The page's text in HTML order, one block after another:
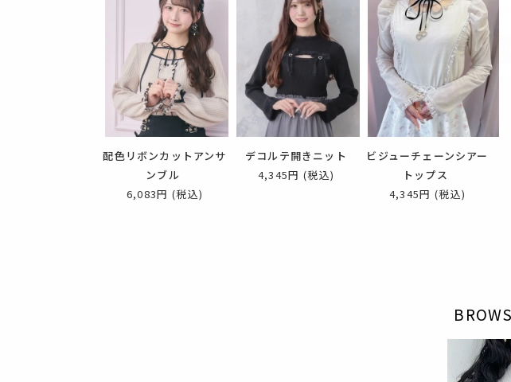
配色リボンカットアンサ
ンブル
6,083円 (税込)
デコルテ開きニット
4,345円 (税込)
ビジューチェーンシアー
トップス
4,345円 (税込)